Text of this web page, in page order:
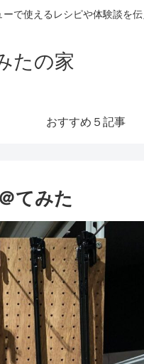
で使えるレシピや体験談を伝
たの家
おすすめ５記事
てみた